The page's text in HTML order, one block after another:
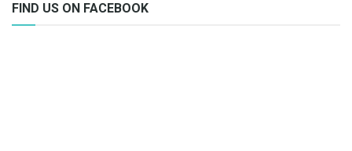
FIND US ON FACEBOOK